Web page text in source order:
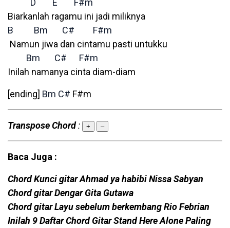
D E
F#m
Biarkanlah ragamu ini jadi miliknya
B
Bm C#
F#m
Namun jiwa dan cintamu pasti untukku
Bm
C#
F#m
Inilah namanya cinta diam-diam
[ending] Bm C# F#m
Transpose Chord: + –
Baca Juga :
Chord Kunci gitar Ahmad ya habibi Nissa Sabyan
Chord gitar Dengar Gita Gutawa
Chord gitar Layu sebelum berkembang Rio Febrian
Inilah 9 Daftar Chord Gitar Stand Here Alone Paling